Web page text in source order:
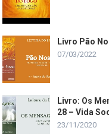
Livro Pão
07/03/2022
Livro: Os
28 – Vida
23/11/2020